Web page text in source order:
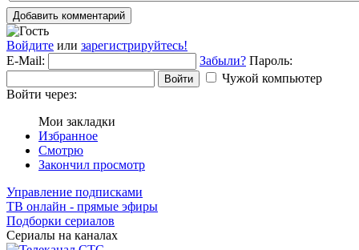
Добавить комментарий
Войдите или зарегистрируйтесь!
E-Mail:
Забыли? Пароль:
Войти
Чужой компьютер
Войти через:
Мои закладки
Избранное
Смотрю
Закончил просмотр
Управление подписками
ТВ онлайн - прямые эфиры
Подборки сериалов
Сериалы на каналах